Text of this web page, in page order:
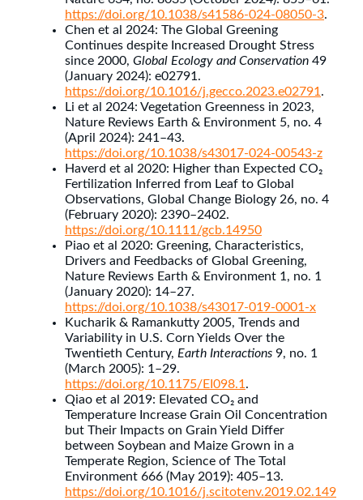
https://doi.org/10.1038/s41586-024-08050-3.
Chen et al 2024: The Global Greening
Continues despite Increased Drought Stress
since 2000, Global Ecology and Conservation 49
(January 2024): e02791.
https://doi.org/10.1016/j.gecco.2023.e02791.
Li et al 2024: Vegetation Greenness in 2023,
Nature Reviews Earth & Environment 5, no. 4
(April 2024): 241–43.
https://doi.org/10.1038/s43017-024-00543-z
Haverd et al 2020: Higher than Expected CO₂
Fertilization Inferred from Leaf to Global
Observations, Global Change Biology 26, no. 4
(February 2020): 2390–2402.
https://doi.org/10.1111/gcb.14950
Piao et al 2020: Greening, Characteristics,
Drivers and Feedbacks of Global Greening,
Nature Reviews Earth & Environment 1, no. 1
(January 2020): 14–27.
https://doi.org/10.1038/s43017-019-0001-x
Kucharik & Ramankutty 2005, Trends and
Variability in U.S. Corn Yields Over the
Twentieth Century, Earth Interactions 9, no. 1
(March 2005): 1–29.
https://doi.org/10.1175/EI098.1.
Qiao et al 2019: Elevated CO₂ and
Temperature Increase Grain Oil Concentration
but Their Impacts on Grain Yield Differ
between Soybean and Maize Grown in a
Temperate Region, Science of The Total
Environment 666 (May 2019): 405–13.
https://doi.org/10.1016/j.scitotenv.2019.02.149